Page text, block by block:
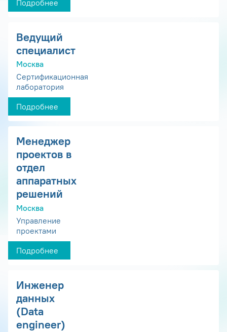
Подробнее
Ведущий
специалист
Москва
Сертификационная
лаборатория
Подробнее
Менеджер
проектов в
отдел
аппаратных
решений
Москва
Управление
проектами
Подробнее
Инженер
данных
(Data
engineer)